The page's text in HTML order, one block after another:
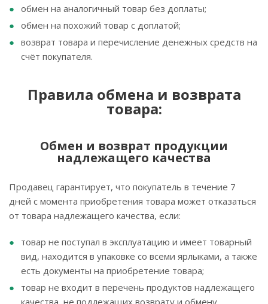
обмен на аналогичный товар без доплаты;
обмен на похожий товар с доплатой;
возврат товара и перечисление денежных средств на
счёт покупателя.
Правила обмена и возврата
товара:
Обмен и возврат продукции
надлежащего качества
Продавец гарантирует, что покупатель в течение 7
дней с момента приобретения товара может отказаться
от товара надлежащего качества, если:
товар не поступал в эксплуатацию и имеет товарный
вид, находится в упаковке со всеми ярлыками, а также
есть документы на приобретение товара;
товар не входит в перечень продуктов надлежащего
качества, не подлежащих возврату и обмену.